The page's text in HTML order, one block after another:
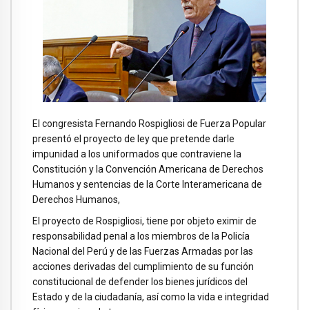
El congresista Fernando Rospigliosi de Fuerza Popular
presentó el proyecto de ley que pretende darle
impunidad a los uniformados que contraviene la
Constitución y la Convención Americana de Derechos
Humanos y sentencias de la Corte Interamericana de
Derechos Humanos,
El proyecto de Rospigliosi, tiene por objeto eximir de
responsabilidad penal a los miembros de la Policía
Nacional del Perú y de las Fuerzas Armadas por las
acciones derivadas del cumplimiento de su función
constitucional de defender los bienes jurídicos del
Estado y de la ciudadanía, así como la vida e integridad